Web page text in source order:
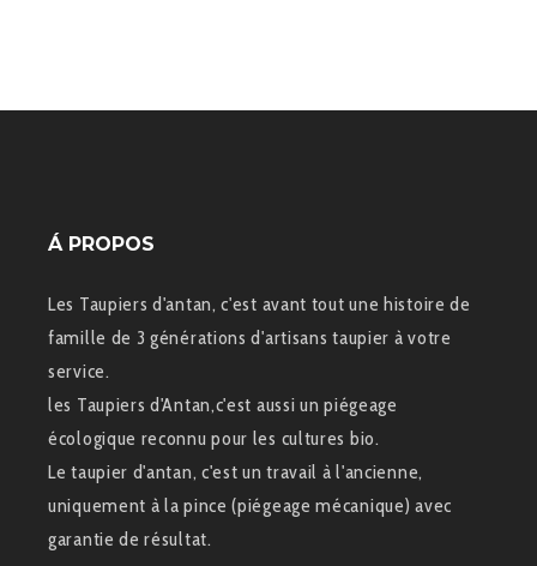
Á PROPOS
Les Taupiers d'antan, c'est avant tout une histoire de
famille de 3 générations d'artisans taupier à votre
service.
les Taupiers d'Antan,c'est aussi un piégeage
écologique reconnu pour les cultures bio.
Le taupier d'antan, c'est un travail à l'ancienne,
uniquement à la pince (piégeage mécanique) avec
garantie de résultat.